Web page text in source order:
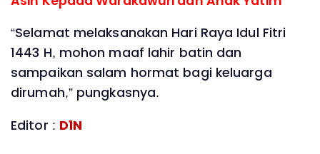
“Selamat melaksanakan Hari Raya Idul Fitri
1443 H, mohon maaf lahir batin dan
sampaikan salam hormat bagi keluarga
dirumah,” pungkasnya.
Editor : D1N